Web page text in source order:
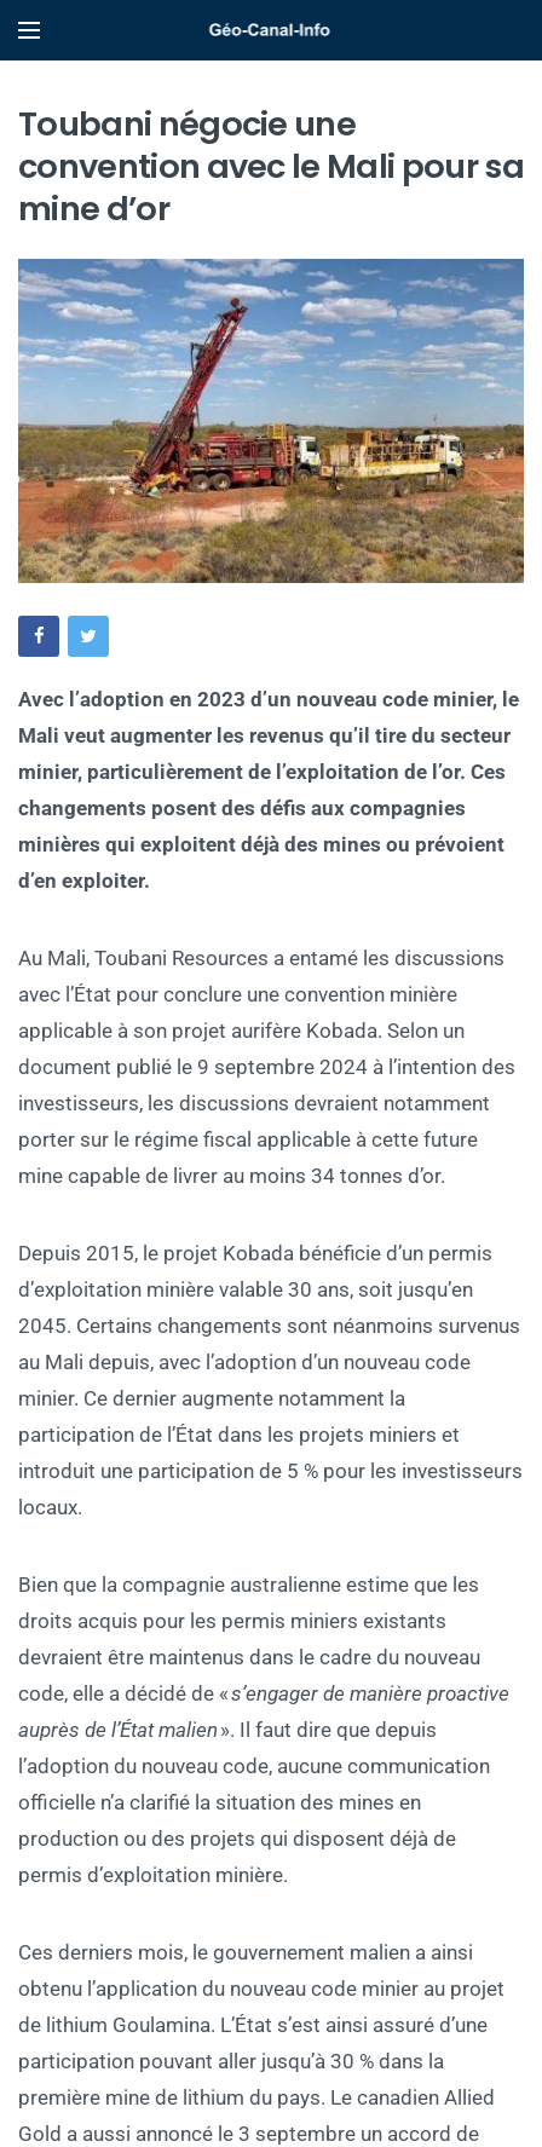
Toubani négocie une
convention avec le Mali pour sa
mine d’or
Avec l’adoption en 2023 d’un nouveau code minier, le
Mali veut augmenter les revenus qu’il tire du secteur
minier, particulièrement de l’exploitation de l’or. Ces
changements posent des défis aux compagnies
minières qui exploitent déjà des mines ou prévoient
d’en exploiter.
Au Mali, Toubani Resources a entamé les discussions
avec l’État pour conclure une convention minière
applicable à son projet aurifère Kobada. Selon un
document publié le 9 septembre 2024 à l’intention des
investisseurs, les discussions devraient notamment
porter sur le régime fiscal applicable à cette future
mine capable de livrer au moins 34 tonnes d’or.
Depuis 2015, le projet Kobada bénéficie d’un permis
d’exploitation minière valable 30 ans, soit jusqu’en
2045. Certains changements sont néanmoins survenus
au Mali depuis, avec l’adoption d’un nouveau code
minier. Ce dernier augmente notamment la
participation de l’État dans les projets miniers et
introduit une participation de 5 % pour les investisseurs
locaux.
Bien que la compagnie australienne estime que les
droits acquis pour les permis miniers existants
devraient être maintenus dans le cadre du nouveau
code, elle a décidé de «s’engager de manière proactive
auprès de l’État malien ». Il faut dire que depuis
l’adoption du nouveau code, aucune communication
officielle n’a clarifié la situation des mines en
production ou des projets qui disposent déjà de
permis d’exploitation minière.
Ces derniers mois, le gouvernement malien a ainsi
obtenu l’application du nouveau code minier au projet
de lithium Goulamina. L’État s’est ainsi assuré d’une
participation pouvant aller jusqu’à 30 % dans la
première mine de lithium du pays. Le canadien Allied
Gold a aussi annoncé le 3 septembre un accord de